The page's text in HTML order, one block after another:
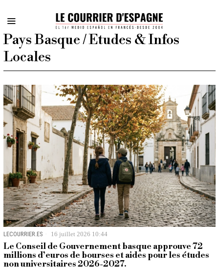
Pays Basque / Etudes & Infos
Locales
LECOURRIER.ES 16 juillet 2026 10:44
Le Conseil de Gouvernement basque approuve 72
millions d’euros de bourses et aides pour les études
non universitaires 2026-2027.